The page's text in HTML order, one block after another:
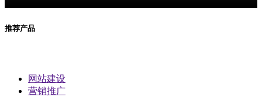
推荐产品
网站建设
营销推广